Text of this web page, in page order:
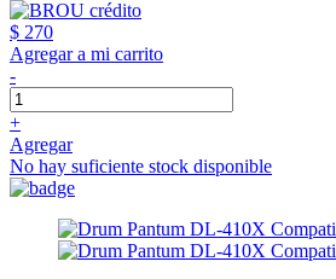
$ 270
Agregar a mi carrito
-
+
Agregar
No hay suficiente stock disponible